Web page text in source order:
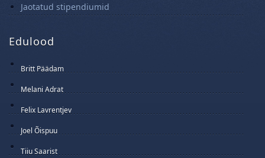
Jaotatud stipendiumid
Edulood
Britt Päädam
15 Juuni 2025
Melani Adrat
14 Juuni 2025
Felix Lavrentjev
13 Juuni 2025
Joel Õispuu
12 Juuni 2025
Tiiu Saarist